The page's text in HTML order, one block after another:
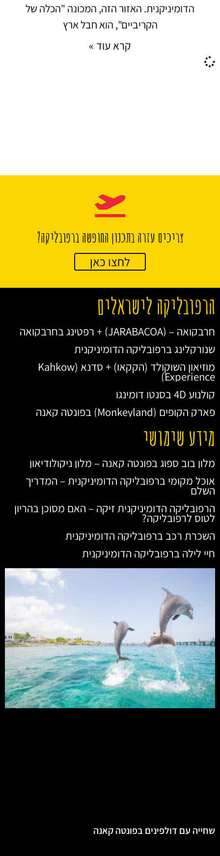
הדומיניקנית. האזור הזה, המכונה "הכלה של
הקריביים", הוא חבל ארץ
קרא עוד »
צריכים עזרה בתכנון החופשה ברפובליקה?
לחצו כאן
הרפובליקה לישראלים
חרבקואה – (JARABACOA) + רפטינג בחרבקואה
שנורקלינג ברפובליקה הדומיניקנית
מוזיאון השוקולד (הקקאו) + סדנא (Kahkow
Experience)
קולנוע 4D בסנטו דומינגו
פארק הקופים (Monkeyland) בפונטה קאנה
מידע שימושי
מלון בוב ספוג בפונטה קאנה – מלון ניקולודיאון
אוכל מקומי ברפובליקה הדומיניקנית – המדריך
השלם
הרפובליקה הדומיניקנית זיקה – האם מסוכן בהריון
לטוס לרפובליקה?
השכרת רכב ברפובליקה הדומיניקנית
חיי לילה ברפובליקה הדומיניקנית
שחייה עם דולפינים בפונטה קאנה